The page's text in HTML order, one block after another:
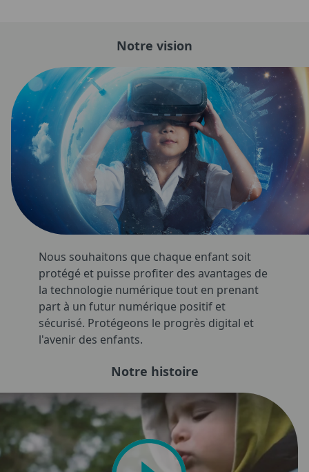
Notre vision
Nous souhaitons que chaque enfant soit
protégé et puisse profiter des avantages de
la technologie numérique tout en prenant
part à un futur numérique positif et
sécurisé. Protégeons le progrès digital et
l'avenir des enfants.
Notre histoire